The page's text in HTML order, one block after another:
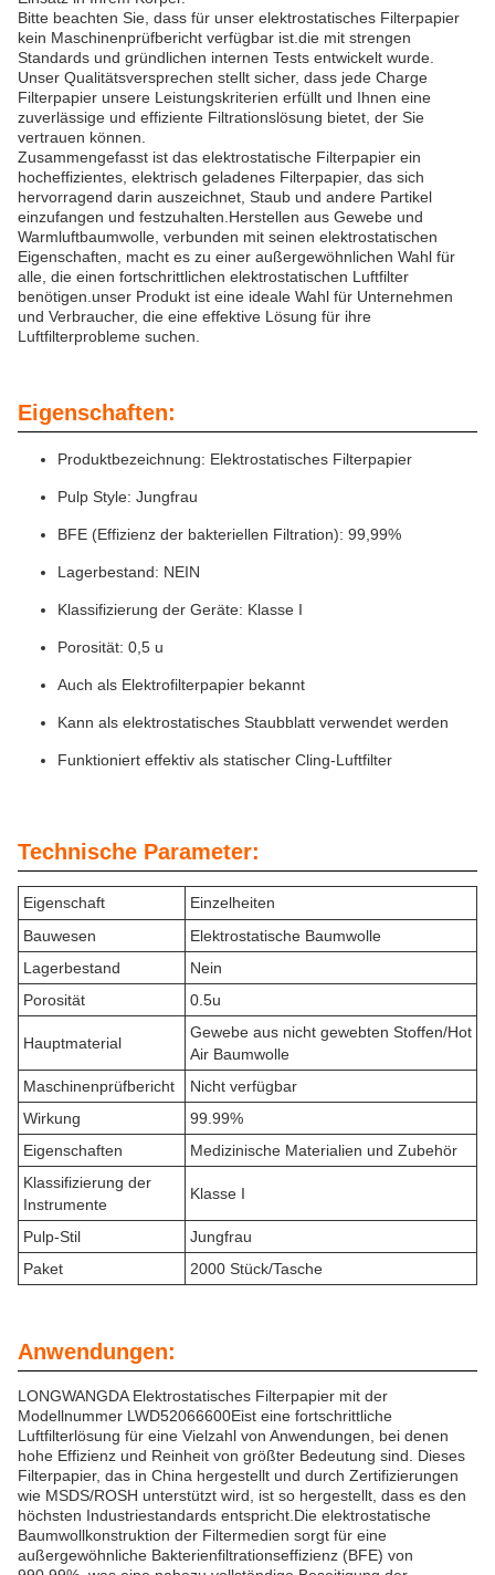
Bitte beachten Sie, dass für unser elektrostatisches Filterpapier
kein Maschinenprüfbericht verfügbar ist.die mit strengen
Standards und gründlichen internen Tests entwickelt wurde.
Unser Qualitätsversprechen stellt sicher, dass jede Charge
Filterpapier unsere Leistungskriterien erfüllt und Ihnen eine
zuverlässige und effiziente Filtrationslösung bietet, der Sie
vertrauen können.
Zusammengefasst ist das elektrostatische Filterpapier ein
hocheffizientes, elektrisch geladenes Filterpapier, das sich
hervorragend darin auszeichnet, Staub und andere Partikel
einzufangen und festzuhalten.Herstellen aus Gewebe und
Warmluftbaumwolle, verbunden mit seinen elektrostatischen
Eigenschaften, macht es zu einer außergewöhnlichen Wahl für
alle, die einen fortschrittlichen elektrostatischen Luftfilter
benötigen.unser Produkt ist eine ideale Wahl für Unternehmen
und Verbraucher, die eine effektive Lösung für ihre
Luftfilterprobleme suchen.
Eigenschaften:
Produktbezeichnung: Elektrostatisches Filterpapier
Pulp Style: Jungfrau
BFE (Effizienz der bakteriellen Filtration): 99,99%
Lagerbestand: NEIN
Klassifizierung der Geräte: Klasse I
Porosität: 0,5 u
Auch als Elektrofilterpapier bekannt
Kann als elektrostatisches Staubblatt verwendet werden
Funktioniert effektiv als statischer Cling-Luftfilter
Technische Parameter:
Eigenschaft
Einzelheiten
Bauwesen
Elektrostatische Baumwolle
Lagerbestand
Nein
Porosität
0.5u
Hauptmaterial
Gewebe aus nicht gewebten Stoffen/Hot
Air Baumwolle
Maschinenprüfbericht
Nicht verfügbar
Wirkung
99.99%
Eigenschaften
Medizinische Materialien und Zubehör
Klassifizierung der
Instrumente
Klasse I
Pulp-Stil
Jungfrau
Paket
2000 Stück/Tasche
Anwendungen:
LONGWANGDA Elektrostatisches Filterpapier mit der
Modellnummer LWD52066600Eist eine fortschrittliche
Luftfilterlösung für eine Vielzahl von Anwendungen, bei denen
hohe Effizienz und Reinheit von größter Bedeutung sind. Dieses
Filterpapier, das in China hergestellt und durch Zertifizierungen
wie MSDS/ROSH unterstützt wird, ist so hergestellt, dass es den
höchsten Industriestandards entspricht.Die elektrostatische
Baumwollkonstruktion der Filtermedien sorgt für eine
außergewöhnliche Bakterienfiltrationseffizienz (BFE) von